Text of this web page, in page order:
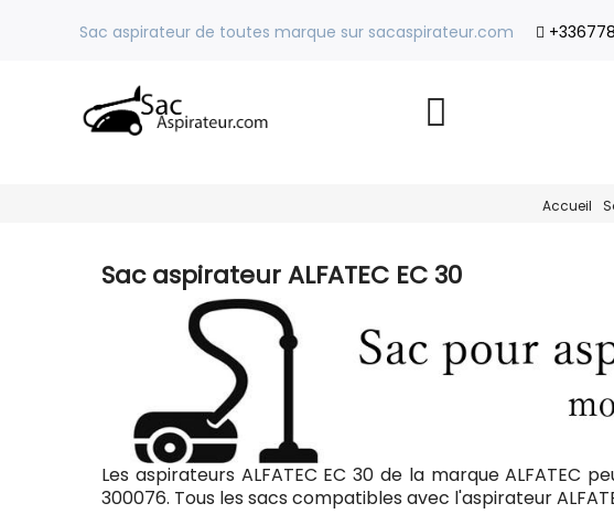
Sac aspirateur de toutes marque sur sacaspirateur.com
Accueil
Sac aspirateur ALFATEC EC 30
Les aspirateurs ALFATEC EC 30 de la marque
300076. Tous les sacs compatibles avec l'aspirateur